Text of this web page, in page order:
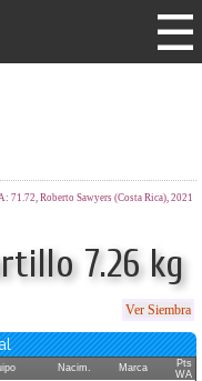
71.72, Roberto Sawyers (Costa Rica), 2021
7.26 kg
Ver Siembra
Nacim. Marca
Pts
WA